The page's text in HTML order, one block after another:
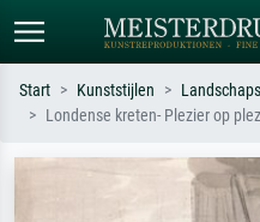
Zoek op kunstenaar, titel of stijl – bijv.
Monet, Sterrennacht, impressionisme,
Start Kunststijlen
Londense kreten- Plezier op